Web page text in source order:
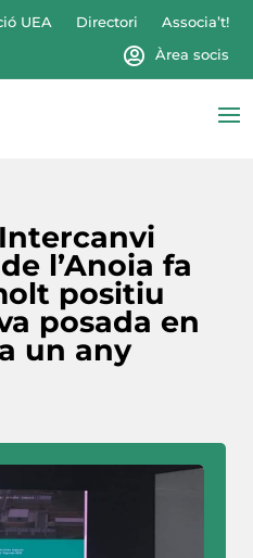
UEA Directori
Associa’t!
Àrea socis
l’Anoia fa
positiu
posada en
un any